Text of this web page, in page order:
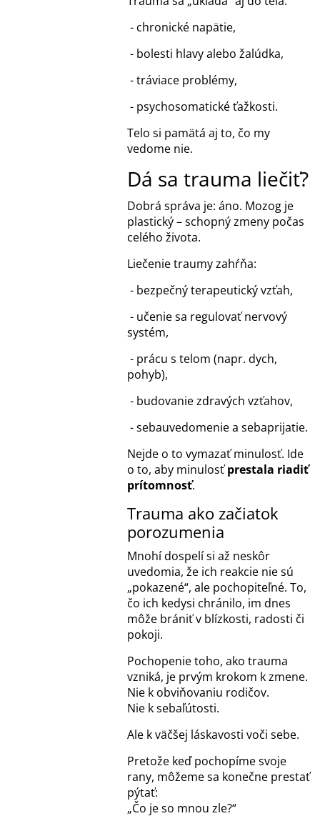
- chronické napätie,
- bolesti hlavy alebo žalúdka,
- tráviace problémy,
- psychosomatické ťažkosti.
Telo si pamätá aj to, čo my
vedome nie.
Dá sa trauma liečiť?
Dobrá správa je: áno. Mozog je
plastický – schopný zmeny počas
celého života.
Liečenie traumy zahŕňa:
- bezpečný terapeutický vzťah,
- učenie sa regulovať nervový
systém,
- prácu s telom (napr. dych,
pohyb),
- budovanie zdravých vzťahov,
- sebauvedomenie a sebaprijatie.
Nejde o to vymazať minulosť. Ide
o to, aby minulosťprestala riadiť
prítomnosť.
Trauma ako začiatok
porozumenia
Mnohí dospelí si až neskôr
uvedomia, že ich reakcie nie sú
„pokazené“, ale pochopiteľné. To,
čo ich kedysi chránilo, im dnes
môže brániť v blízkosti, radosti či
pokoji.
Pochopenie toho, ako trauma
vzniká, je prvým krokom k zmene.
Nie k obviňovaniu rodičov.
Nie k sebaľútosti.
Ale k väčšej láskavosti voči sebe.
Pretože keď pochopíme svoje
rany, môžeme sa konečne prestať
pýtať:
„Čo je so mnou zle?“